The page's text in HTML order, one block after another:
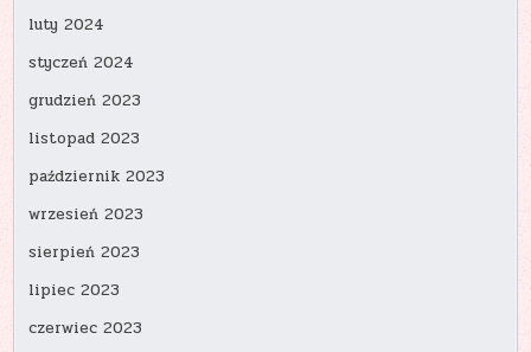
luty 2024
styczeń 2024
grudzień 2023
listopad 2023
październik 2023
wrzesień 2023
sierpień 2023
lipiec 2023
czerwiec 2023